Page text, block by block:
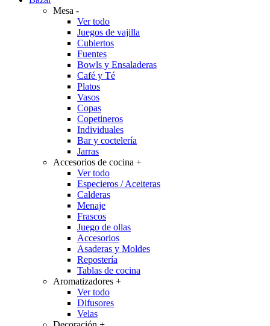
Mesa -
Ver todo
Juegos de vajilla
Cubiertos
Fuentes
Bowls y Ensaladeras
Café y Té
Platos
Vasos
Copas
Copetineros
Individuales
Bar y coctelería
Jarras
Accesorios de cocina +
Ver todo
Especieros / Aceiteras
Calderas
Menaje
Frascos
Juego de ollas
Accesorios
Asaderas y Moldes
Repostería
Tablas de cocina
Aromatizadores +
Ver todo
Difusores
Velas